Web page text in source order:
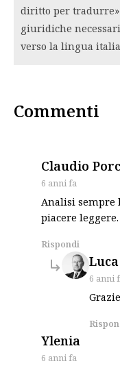
diritto per
giuridiche
verso la lingua
Commenti
Claudio
6 anni fa
Analisi sempre
piacere leggere.
Rispondi
6 anni
Ylenia
6 anni fa